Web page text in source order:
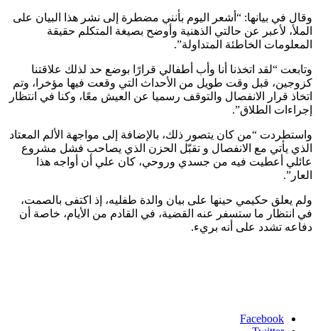
وقال في بيانها: “أشعر اليوم بأنني مضطرة إلى نشر هذا البيان على
الملأ، لأعبر عن حالتي الذهنية وأوضح بصيغة المتكلم حقيقة
المعلومات الخاطئة المتداولة”.
وتابعت “لقد اتخذنا أنا وأب أطفالي قرارًا بوضع حد لذلك علاقتنا
كزوجين، قبل وقت طويل من الأحداث التي وقعت فيها مؤخرا، وتم
اتخاذ قرار الانفصال والتوقف رسميا عن العيش معًا، وكنا في انتظار
إجراءات الطلاق”.
واستطردت “من كان يتصور ذلك، بالإضافة إلى مواجهة الألم المعتاد
الذي يأتي مع الانفصال و تقبّل الحزن الذي يصاحب فشل مشروع
عائلي أعطيت فيه من جسدي وروحي، كان علي أن أواجه هذا
العار”.
ولم يعلق حكيمي حينها على بيان والدة طفليه، إذ اكتفى بالصمت،
في انتظار ما ستسفر عنه القضية، في القادم من الأيام، خاصة أن
دفاعه تشدد على أنه بريء.
Facebook